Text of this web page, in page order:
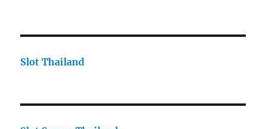
Slot Thailand